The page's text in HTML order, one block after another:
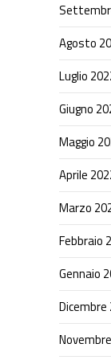
Agosto
Luglio
Giugno
Maggio
Aprile
Marzo
Febbraio
Gennaio
Dicembre